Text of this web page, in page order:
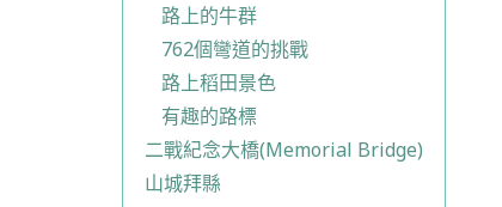
路上的牛群
762個彎道的挑戰
路上稻田景色
有趣的路標
二戰紀念大橋(Memorial Bridge)
山城拜縣